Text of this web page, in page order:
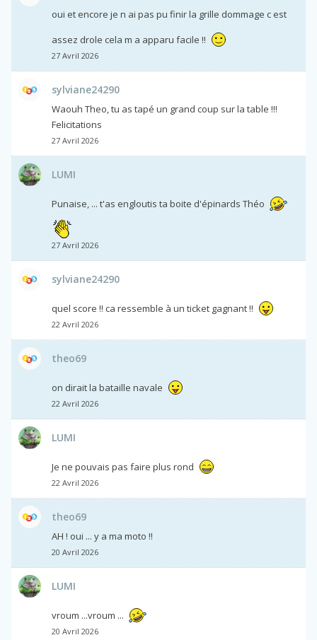
oui et encore je n ai pas pu finir la grille dommage c est
assez drole cela m a apparu facile !!
27 Avril 2026
sylviane24290
Waouh Theo, tu as tapé un grand coup sur la table !!!
Felicitations
27 Avril 2026
LUMI
Punaise, ... t'as engloutis ta boite d'épinards Théo
27 Avril 2026
sylviane24290
quel score !! ca ressemble à un ticket gagnant !!
22 Avril 2026
theo69
on dirait la bataille navale
22 Avril 2026
LUMI
Je ne pouvais pas faire plus rond
22 Avril 2026
theo69
AH ! oui ... y a ma moto !!
20 Avril 2026
LUMI
vroum ...vroum ...
20 Avril 2026